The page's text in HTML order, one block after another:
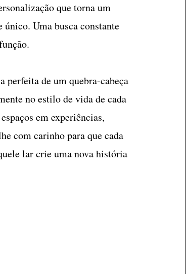
que torna um
único. Uma busca constante
perfeita de um quebra-cabeça
no estilo de vida de cada
em experiências,
com carinho para que cada
lar crie uma nova história